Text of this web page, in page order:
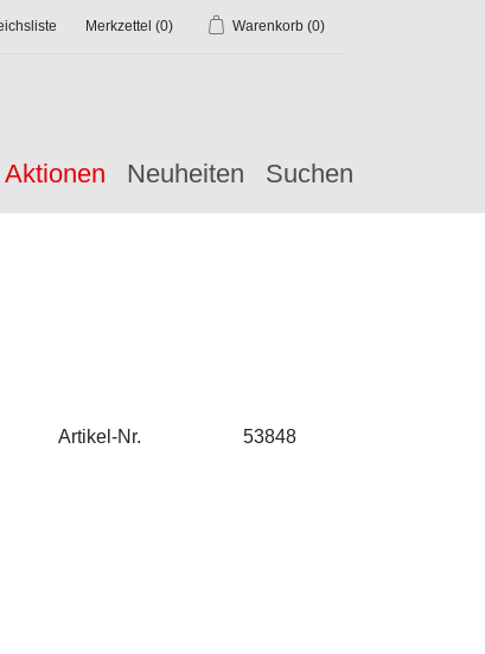
Merkzettel (0) Warenkorb (0)
Aktionen Neuheiten Suchen
Artikel-Nr. 53848